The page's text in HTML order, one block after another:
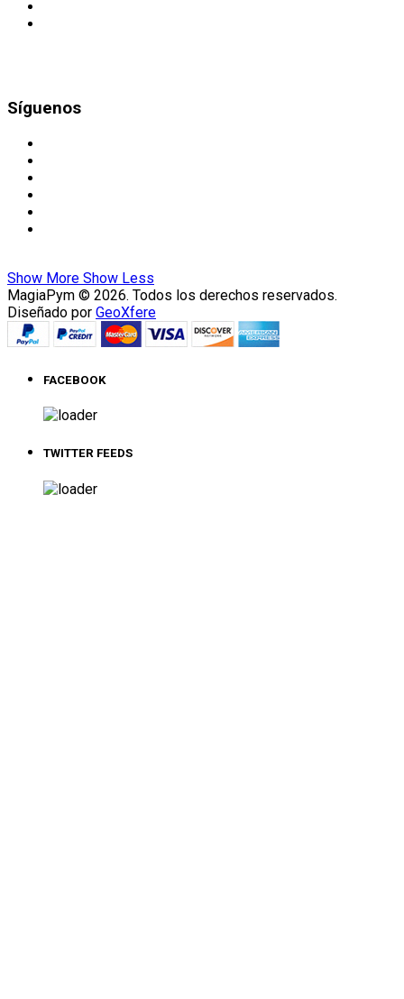
Síguenos
Show More Show Less
MagiaPym © 2026. Todos los derechos reservados.
Diseñado por GeoXfere
FACEBOOK
TWITTER FEEDS